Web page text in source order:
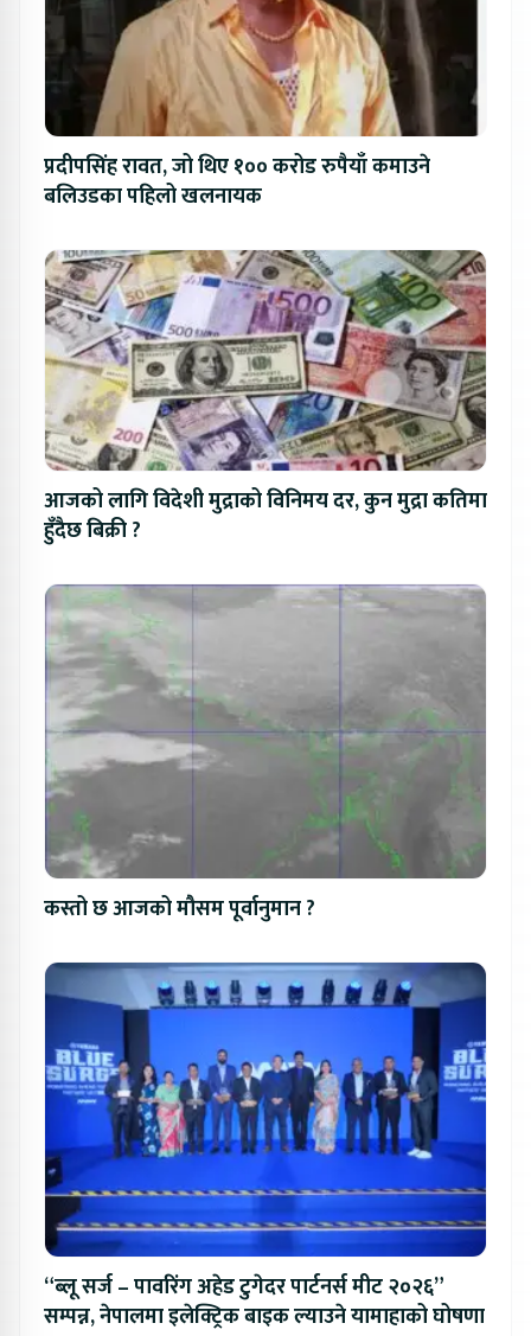
प्रदीपसिंह रावत, जो थिए १०० करोड रुपैयाँ कमाउने
बलिउडका पहिलो खलनायक
आजको लागि विदेशी मुद्राको विनिमय दर, कुन मुद्रा कतिमा
हुँदैछ बिक्री ?
कस्तो छ आजको मौसम पूर्वानुमान ?
“ब्लू सर्ज – पावरिंग अहेड टुगेदर पार्टनर्स मीट २०२६”
सम्पन्न, नेपालमा इलेक्ट्रिक बाइक ल्याउने यामाहाको घोषणा